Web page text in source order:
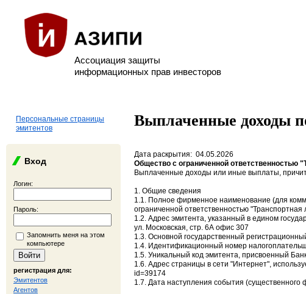
Ассоциация защиты
информационных прав инвесторов
Персональные страницы
эмитентов
Вход
Логин:
Пароль:
Запомнить меня на этом
компьютере
регистрация для:
Эмитентов
Агентов
Выплаченные доходы
Дата раскрытия: 04.05.2026
Общество с ограниченной ответственностью
Выплаченные доходы или иные выплаты,
1. Общие сведения
1.1. Полное фирменное наименование (для
ограниченной ответственностью "Транспортная
1.2. Адрес эмитента, указанный в едином
ул. Московская, стр. 6А офис 307
1.3. Основной государственный
1.4. Идентификационный номер
1.5. Уникальный код эмитента, присвоенный
1.6. Адрес страницы в сети "Интернет",
id=39174
1.7. Дата наступления события